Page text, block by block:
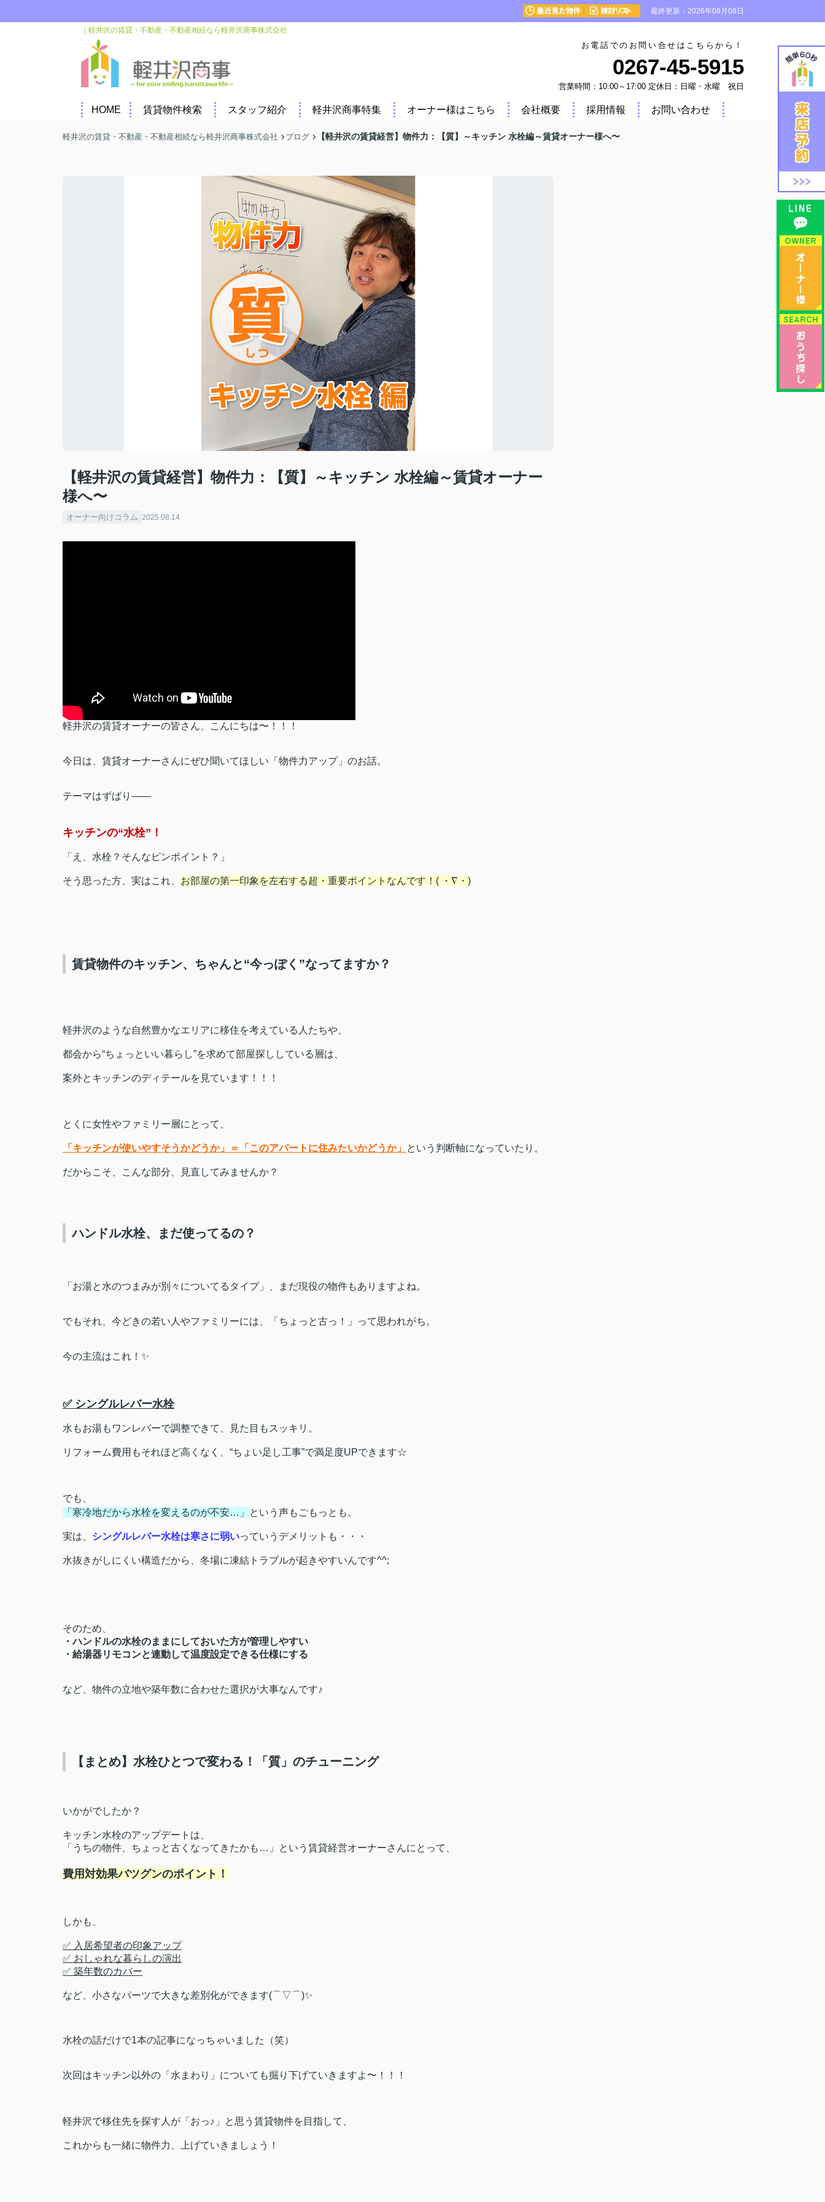
最終更新：2026年08月08日
｜軽井沢の賃貸・不動産・不動産相続なら軽井沢商事株式会社
お電話でのお問い合せはこちらから！
0267-45-5915
営業時間：10:00～17:00 定休日：日曜・水曜 祝日
HOME 賃貸物件検索 スタッフ紹介 軽井沢商事特集 オーナー様はこちら 会社概要 採用情報 お問い合わせ
軽井沢の賃貸・不動産・不動産相続なら軽井沢商事株式会社 ブログ 【軽井沢の賃貸経営】物件力：【質】～キッチン 水栓編～賃貸オーナー様へ〜
【軽井沢の賃貸経営】物件力：【質】～キッチン 水栓編～賃貸オーナー
様へ〜
オーナー向けコラム 2025.08.14
軽井沢の賃貸オーナーの皆さん、こんにちは〜！！！
今日は、賃貸オーナーさんにぜひ聞いてほしい「物件力アップ」のお話。
テーマはずばり——
キッチンの“水栓”！
「え、水栓？そんなピンポイント？」
そう思った方、実はこれ、 お部屋の第一印象を左右する超・重要ポイントなんです！( ・∇・)
賃貸物件のキッチン、ちゃんと“今っぽく”なってますか？
軽井沢のような自然豊かなエリアに移住を考えている人たちや、
都会から“ちょっといい暮らし”を求めて部屋探ししている層は、
案外とキッチンのディテールを見ています！！！
とくに女性やファミリー層にとって、
「キッチンが使いやすそうかどうか」＝「このアパートに住みたいかどうか」 という判断軸になっていたり。
だからこそ、こんな部分、見直してみませんか？
ハンドル水栓、まだ使ってるの？
「お湯と水のつまみが別々についてるタイプ」、まだ現役の物件もありますよね。
でもそれ、今どきの若い人やファミリーには、「ちょっと古っ！」って思われがち。
今の主流はこれ！✨
✅ シングルレバー水栓
水もお湯もワンレバーで調整できて、見た目もスッキリ。
リフォーム費用もそれほど高くなく、“ちょい足し工事”で満足度UPできます☆
でも、
「寒冷地だから水栓を変えるのが不安…」
という声もごもっとも。
実は、 シングルレバー水栓は寒さに弱いっていうデメリットも・・・
水抜きがしにくい構造だから、冬場に凍結トラブルが起きやすいんです^^;
そのため、
・ハンドルの水栓のままにしておいた方が管理しやすい
・給湯器リモコンと連動して温度設定できる仕様にする
など、物件の立地や築年数に合わせた選択が大事なんです♪
【まとめ】水栓ひとつで変わる！「質」のチューニング
いかがでしたか？
キッチン水栓のアップデートは、
「うちの物件、ちょっと古くなってきたかも…」という賃貸経営オーナーさんにとって、
費用対効果バツグンのポイント！
しかも、
✅ 入居希望者の印象アップ
✅ おしゃれな暮らしの演出
✅ 築年数のカバー
など、小さなパーツで大きな差別化ができます(⌒▽⌒)✨
水栓の話だけで1本の記事になっちゃいました（笑）
次回はキッチン以外の「水まわり」についても掘り下げていきますよ〜！！！
軽井沢で移住先を探す人が「おっ♪」と思う賃貸物件を目指して、
これからも一緒に物件力、上げていきましょう！